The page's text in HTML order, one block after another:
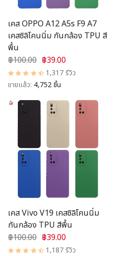
เคส OPPO A12 A5s F9 A7
เคสซิลิโคนนิ่ม กันกล้อง TPU สี
พื้น
฿100.00 ฿39.00
1,317 รีวิว
ขายแล้ว: 4,752 ชิ้น
เคส Vivo V19 เคสซิลิโคนนิ่ม
กันกล้อง TPU สีพื้น
฿100.00 ฿39.00
1,187 รีวิว